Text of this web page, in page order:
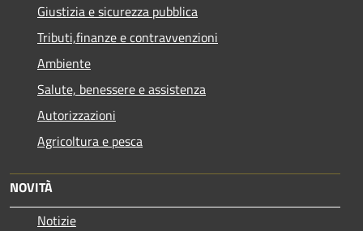
Giustizia e sicurezza pubblica
Tributi,finanze e contravvenzioni
Ambiente
Salute, benessere e assistenza
Autorizzazioni
Agricoltura e pesca
NOVITÀ
Notizie